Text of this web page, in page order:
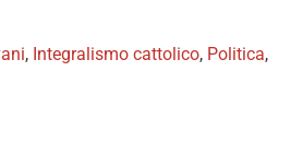
, Integralismo cattolico, Politica,